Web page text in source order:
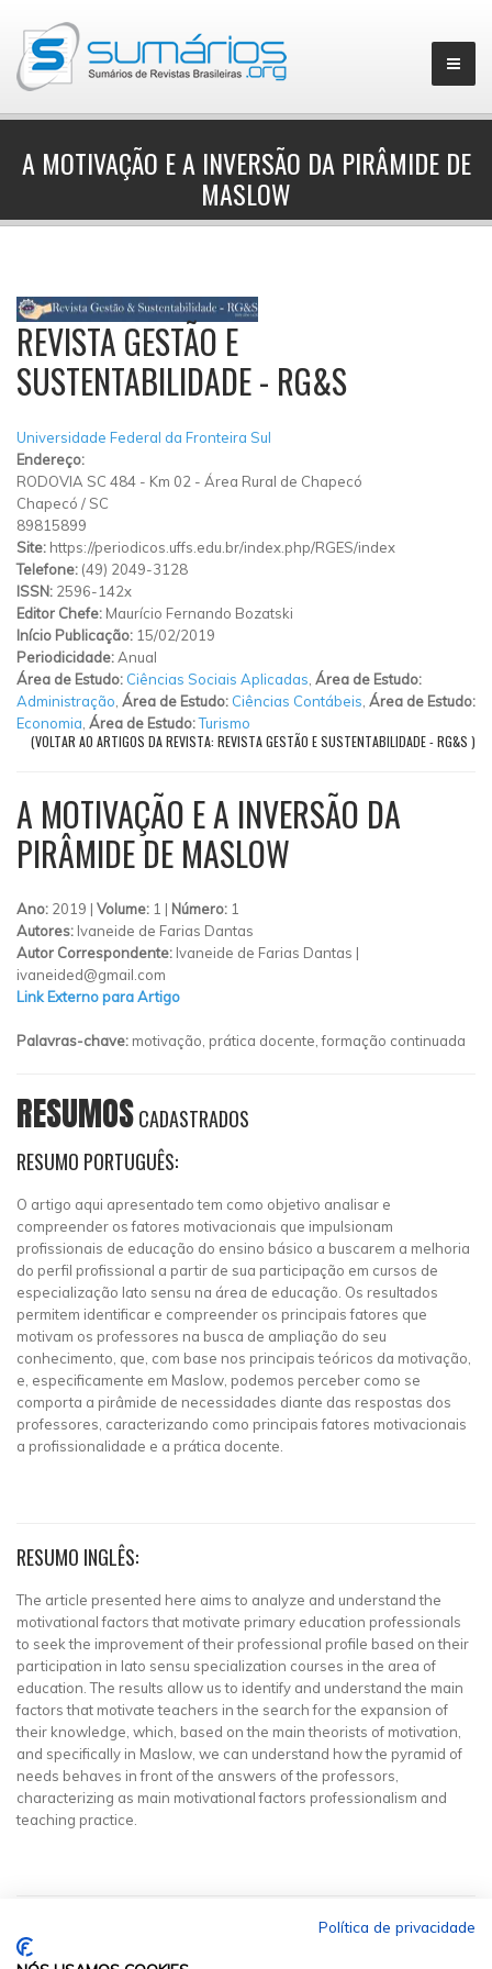
A MOTIVAÇÃO E A INVERSÃO DA PIRÂMIDE DE
MASLOW
REVISTA GESTÃO E
SUSTENTABILIDADE - RG&S
Universidade Federal da Fronteira Sul
Endereço:
RODOVIA SC 484 - Km 02 - Área Rural de Chapecó
Chapecó / SC
89815899
Site: https://periodicos.uffs.edu.br/index.php/RGES/index
Telefone: (49) 2049-3128
ISSN: 2596-142x
Editor Chefe: Maurício Fernando Bozatski
Início Publicação: 15/02/2019
Periodicidade:Anual
Área de Estudo: Ciências Sociais Aplicadas Área de Estudo:
Administração Área de Estudo: Ciências Contábeis Área de Estudo:
Economia Área de Estudo:Turismo
(VOLTAR AO ARTIGOS DA REVISTA: REVISTA GESTÃO E SUSTENTABILIDADE - RG&S )
A MOTIVAÇÃO E A INVERSÃO DA
PIRÂMIDE DE MASLOW
Ano: 2019 | Volume: 1 | Número: 1
Autores: Ivaneide de Farias Dantas
Autor Correspondente: Ivaneide de Farias Dantas |
ivaneided@gmail.com
Link Externo para Artigo
Palavras-chave:motivação, prática docente, formação continuada
RESUMOSCADASTRADOS
RESUMO PORTUGUÊS:
O artigo aqui apresentado tem como objetivo analisar e
compreender os fatores motivacionais que impulsionam
profissionais de educação do ensino básico a buscarem a melhoria
do perfil profissional a partir de sua participação em cursos de
especialização lato sensu na área de educação. Os resultados
permitem identificar e compreender os principais fatores que
motivam os professores na busca de ampliação do seu
conhecimento, que, com base nos principais teóricos da motivação,
e, especificamente em Maslow, podemos perceber como se
comporta a pirâmide de necessidades diante das respostas dos
professores, caracterizando como principais fatores motivacionais
a profissionalidade e a prática docente.
RESUMO INGLÊS:
The article presented here aims to analyze and understand the
motivational factors that motivate primary education professionals
to seek the improvement of their professional profile based on their
participation in lato sensu specialization courses in the area of
education. The results allow us to identify and understand the main
factors that motivate teachers in the search for the expansion of
their knowledge, which, based on the main theorists of motivation,
and specifically in Maslow, we can understand how the pyramid of
needs behaves in front of the answers of the professors,
characterizing as main motivational factors professionalism and
teaching practice.
Política de privacidade